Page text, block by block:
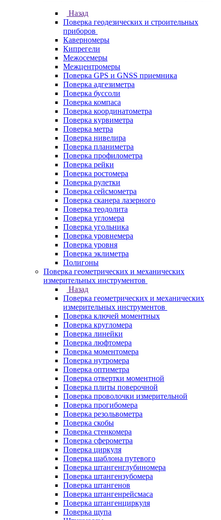
Назад
Поверка геодезических и строительных
приборов
Каверномеры
Кипрегели
Межосемеры
Межцентромеры
Поверка GPS и GNSS приемника
Поверка адгезиметра
Поверка буссоли
Поверка компаса
Поверка координатометра
Поверка курвиметра
Поверка метра
Поверка нивелира
Поверка планиметра
Поверка профилометра
Поверка рейки
Поверка ростомера
Поверка рулетки
Поверка сейсмометра
Поверка сканера лазерного
Поверка теодолита
Поверка угломера
Поверка угольника
Поверка уровнемера
Поверка уровня
Поверка эклиметра
Полигоны
Поверка геометрических и механических
измерительных инструментов
Назад
Поверка геометрических и механических
измерительных инструментов
Поверка ключей моментных
Поверка кругломера
Поверка линейки
Поверка люфтомера
Поверка моментомера
Поверка нутромера
Поверка оптиметра
Поверка отвертки моментной
Поверка плиты поверочной
Поверка проволочки измерительной
Поверка прогибомера
Поверка резольвометра
Поверка скобы
Поверка стенкомера
Поверка сферометра
Поверка циркуля
Поверка шаблона путевого
Поверка штангенглубиномера
Поверка штангензубомера
Поверка штангенов
Поверка штангенрейсмаса
Поверка штангенциркуля
Поверка щупа